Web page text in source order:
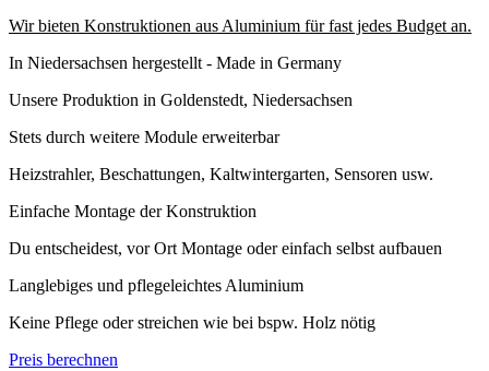
Wir bieten Konstruktionen aus Aluminium für fast jedes Budget an.
In Niedersachsen hergestellt - Made in Germany
Unsere Produktion in Goldenstedt, Niedersachsen
Stets durch weitere Module erweiterbar
Heizstrahler, Beschattungen, Kaltwintergarten, Sensoren usw.
Einfache Montage der Konstruktion
Du entscheidest, vor Ort Montage oder einfach selbst aufbauen
Langlebiges und pflegeleichtes Aluminium
Keine Pflege oder streichen wie bei bspw. Holz nötig
Preis berechnen